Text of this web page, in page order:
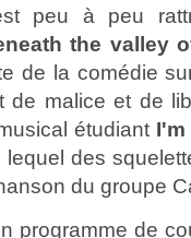
peu à peu
the valley
de la comédie
de malice et de
étudiant
lequel des
du groupe
programme de